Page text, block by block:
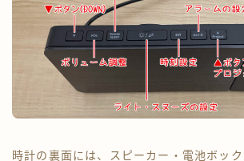
時計の裏面には、スピーカー・電池ボッ